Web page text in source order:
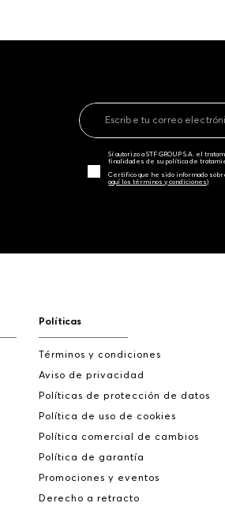
Sí autorizo a STF GROUP S.A. el
finalidades de su política de
Certifico que he sido informado
aquí los términos y condiciones)
Políticas
Términos y condiciones
Aviso de privacidad
Políticas de protección de datos
Política de uso de cookies
Política comercial de cambios
Política de garantía
Promociones y eventos
Derecho a retracto